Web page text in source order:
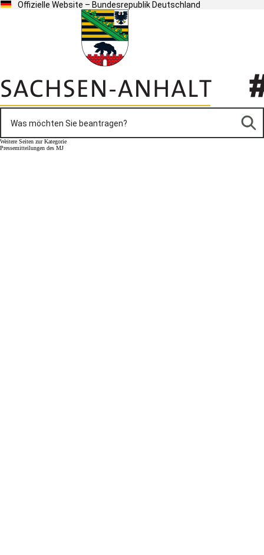
Offizielle Website – Bundesrepublik Deutschland
Weitere Seiten zur Kategorie
Pressemitteilungen des MJ